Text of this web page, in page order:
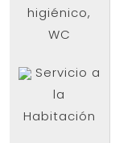
higiénico,
WC
Servicio a
la
Habitación